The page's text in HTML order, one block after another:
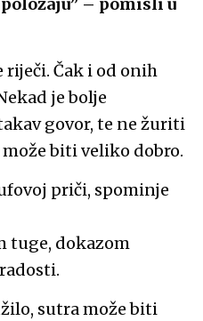
– pomisli u
riječi. Čak i od onih
je bolje
govor, te ne žuriti
biti veliko dobro.
priči, spominje
tuge, dokazom
sutra može biti